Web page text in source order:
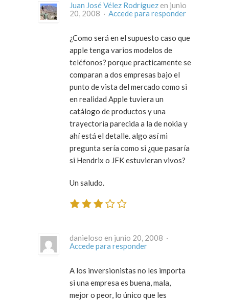
Juan José Vélez Rodríguez en junio
20, 2008 · Accede para responder
¿Como será en el supuesto caso que
apple tenga varios modelos de
teléfonos? porque practicamente se
comparan a dos empresas bajo el
punto de vista del mercado como si
en realidad Apple tuviera un
catálogo de productos y una
trayectoria parecida a la de nokia y
ahí está el detalle. algo así mi
pregunta sería como si ¿que pasaría
si Hendrix o JFK estuvieran vivos?
Un saludo.
danieloso en junio 20, 2008 ·
Accede para responder
A los inversionistas no les importa
si una empresa es buena, mala,
mejor o peor, lo único que les